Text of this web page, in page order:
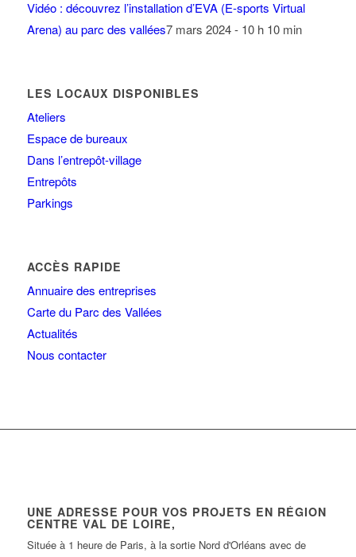
Vidéo : découvrez l’installation d’EVA (E-sports Virtual
Arena) au parc des vallées7 mars 2024 - 10 h 10 min
LES LOCAUX DISPONIBLES
Ateliers
Espace de bureaux
Dans l’entrepôt-village
Entrepôts
Parkings
ACCÈS RAPIDE
Annuaire des entreprises
Carte du Parc des Vallées
Actualités
Nous contacter
UNE ADRESSE POUR VOS PROJETS EN RÉGION
CENTRE VAL DE LOIRE,
Située à 1 heure de Paris, à la sortie Nord d'Orléans avec de